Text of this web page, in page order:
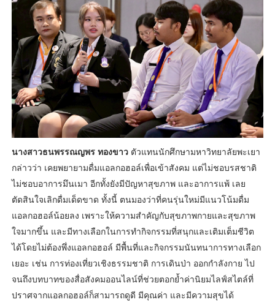
นางสาวธนพรรณญพร ทองขาวตัวแทนนักศึกษามหาวิทยาลัยพะเยา
กล่าวว่า เคยพยายามดื่มแอลกอฮอล์เพื่อเข้าสังคม แต่ไม่ชอบรสชาติ
ไม่ชอบอาการมึนเมา อีกทั้งยังมีปัญหาสุขภาพ และอาการแพ้ เลย
ตัดสินใจเลิกดื่มเด็ดขาด ทั้งนี้ ตนมองว่าที่คนรุ่นใหม่มีแนวโน้มดื่ม
แอลกอฮอล์น้อยลง เพราะให้ความสำคัญกับสุขภาพกายและสุขภาพ
ใจมากขึ้น และมีทางเลือกในการทำกิจกรรมที่สนุกและเติมเต็มชีวิต
ได้โดยไม่ต้องพึ่งแอลกอฮอล์ มีพื้นที่และกิจกรรมนันทนาการทางเลือก
เยอะ เช่น การท่องเที่ยวเชิงธรรมชาติ การเดินป่า ออกกำลังกาย ไป
จนถึงบทบาทของสื่อสังคมออนไลน์ที่ช่วยตอกย้ำค่านิยมไลฟ์สไตล์ที่
ปราศจากแอลกอฮอล์ก็สามารถดูดี มีคุณค่า และมีความสุขได้